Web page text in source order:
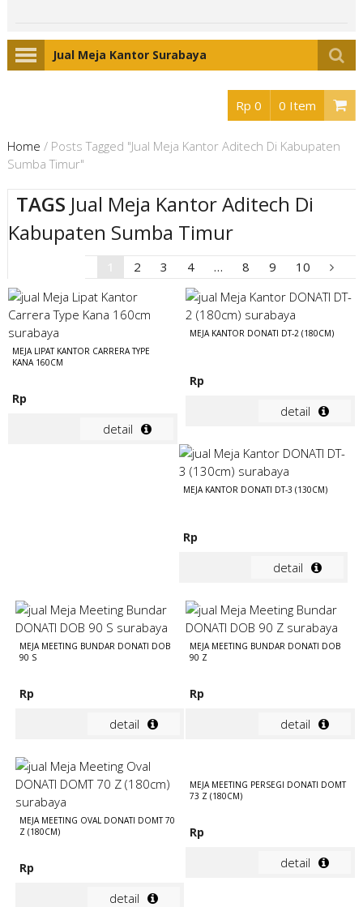
Jual Meja Kantor Surabaya
Rp 0 0 Item
Home / Posts Tagged "Jual Meja Kantor Aditech Di Kabupaten
Sumba Timur"
TAGS Jual Meja Kantor Aditech Di
Kabupaten Sumba Timur
2 3 4 … 8 9 10
MEJA LIPAT KANTOR CARRERA TYPE
KANA 160CM
Rp
detail
MEJA KANTOR DONATI DT-2 (180CM)
Rp
detail
MEJA KANTOR DONATI DT-3 (130CM)
Rp
detail
MEJA MEETING BUNDAR DONATI DOB
90 S
Rp
detail
MEJA MEETING BUNDAR DONATI DOB
90 Z
Rp
detail
MEJA MEETING OVAL DONATI DOMT 70
Z (180CM)
Rp
detail
MEJA MEETING PERSEGI DONATI DOMT
73 Z (180CM)
Rp
detail